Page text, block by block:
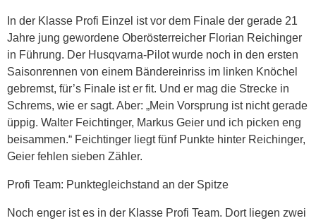
In der Klasse Profi Einzel ist vor dem Finale der gerade 21
Jahre jung gewordene Oberösterreicher Florian Reichinger
in Führung. Der Husqvarna-Pilot wurde noch in den ersten
Saisonrennen von einem Bändereinriss im linken Knöchel
gebremst, für’s Finale ist er fit. Und er mag die Strecke in
Schrems, wie er sagt. Aber: „Mein Vorsprung ist nicht gerade
üppig. Walter Feichtinger, Markus Geier und ich picken eng
beisammen.“ Feichtinger liegt fünf Punkte hinter Reichinger,
Geier fehlen sieben Zähler.
Profi Team: Punktegleichstand an der Spitze
Noch enger ist es in der Klasse Profi Team. Dort liegen zwei